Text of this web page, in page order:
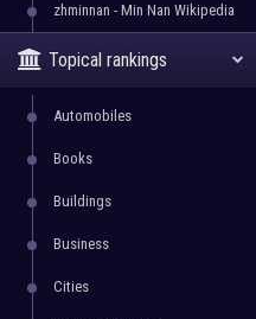
zhminnan - Min Nan Wikipedia
Topical rankings
Automobiles
Books
Buildings
Business
Cities